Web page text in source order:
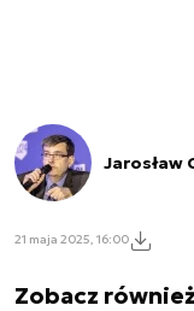
Jarosław
21 maja 2025, 16:00
Zobacz również